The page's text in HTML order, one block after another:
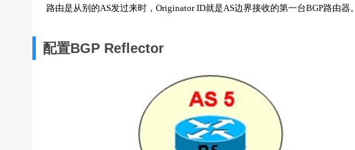
路由是从别的AS发过来时，Originator ID就是AS边界接收的第一台BGP路由器。
配置BGP Reflector